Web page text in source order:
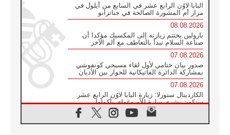
البابا لاوُن الرابع عشر في السابع من أيلول في
مزار أم المشورة الصالحة في جناتزانو
08.08.2026
بارولين يختتم زيارته إلى المكسيك مؤكدا أن
صناعة السلام تبدأ بالتعاطف مع ألم الآخر
07.08.2026
صدور بيان ختامي لأول لقاء مسيحي كونفوشي
بمشاركة الدائرة الفاتيكانية للحوار بين الأديان
07.08.2026
الكاردينال ستورلا: زيارة البابا لاوُن الرابع عشر
ستكون بشرى سارة للأوروغواي بأكملها
الفاتيكان يعلن برنامج الزيارة الرسولية للبابا لاوُن